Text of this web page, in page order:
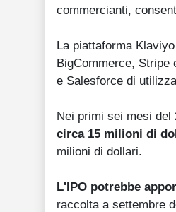
commercianti,
La piattaforma
BigCommerce, Stripe
e Salesforce di
Nei primi sei mesi del
circa 15 milioni di
milioni di dollari.
L'IPO potrebbe
raccolta a settembre